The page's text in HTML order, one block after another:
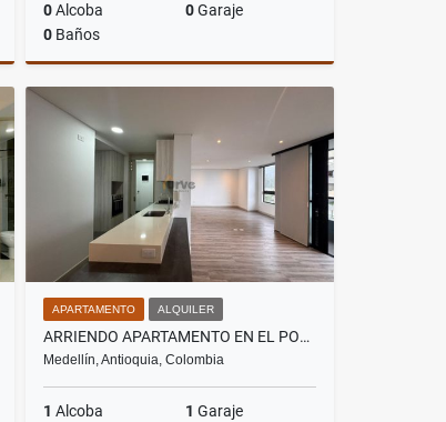
0Alcoba 0Garaje
0 Baños
APARTAMENTO ALQUILER
ARRIENDO APARTAMENTO EN EL POBLADO
Medellín, Antioquia, Colombia
1 Alcoba 1 Garaje